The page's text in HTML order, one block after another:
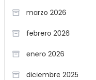
marzo 2026
febrero 2026
enero 2026
diciembre 2025